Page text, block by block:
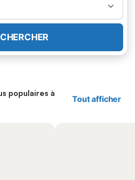
CHERCHER
populaires à
Tout afficher